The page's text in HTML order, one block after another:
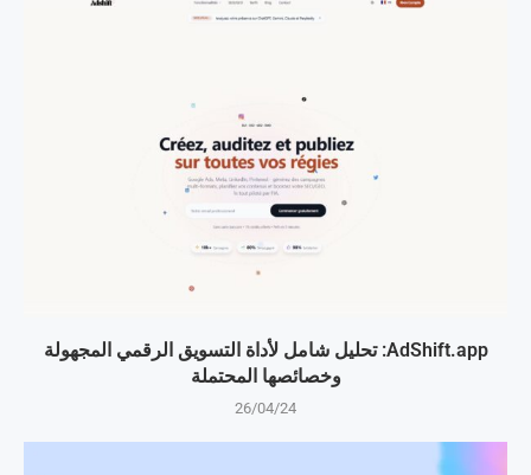
AdShift.app: تحليل شامل لأداة التسويق الرقمي المجهولة
وخصائصها المحتملة
26/04/24